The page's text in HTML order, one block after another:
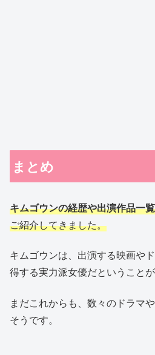
まとめ
キムゴウンの経歴や出演作品一
ご紹介してきました。
キムゴウンは、出演する映画や
得する実力派女優だということが
まだこれからも、数々のドラマ
そうです。